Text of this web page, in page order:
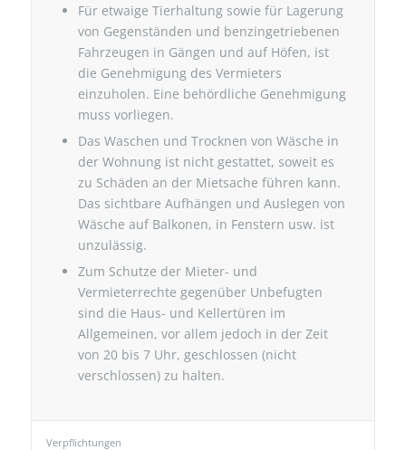
Für etwaige Tierhaltung sowie für Lagerung
von Gegenständen und benzingetriebenen
Fahrzeugen in Gängen und auf Höfen, ist
die Genehmigung des Vermieters
einzuholen. Eine behördliche Genehmigung
muss vorliegen.
Das Waschen und Trocknen von Wäsche in
der Wohnung ist nicht gestattet, soweit es
zu Schäden an der Mietsache führen kann.
Das sichtbare Aufhängen und Auslegen von
Wäsche auf Balkonen, in Fenstern usw. ist
unzulässig.
Zum Schutze der Mieter- und
Vermieterrechte gegenüber Unbefugten
sind die Haus- und Kellertüren im
Allgemeinen, vor allem jedoch in der Zeit
von 20 bis 7 Uhr, geschlossen (nicht
verschlossen) zu halten.
Verpflichtungen